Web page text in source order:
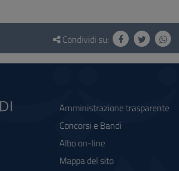
Condividi su:
Amministrazione trasparente
Concorsi e Bandi
Albo on-line
Mappa del sito